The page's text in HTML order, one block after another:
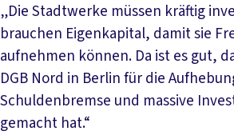
„Die Stadtwerke müssen kräftig
brauchen Eigenkapital, damit sie
aufnehmen können. Da ist es gut,
DGB Nord in Berlin für die
Schuldenbremse und massive
gemacht hat.“